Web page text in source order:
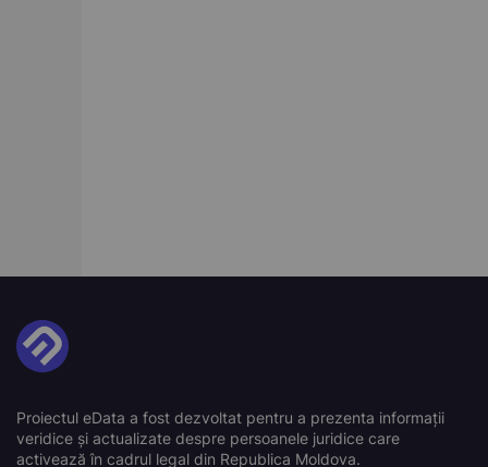
Proiectul eData a fost dezvoltat pentru a prezenta informații
veridice și actualizate despre persoanele juridice care
activează în cadrul legal din Republica Moldova.